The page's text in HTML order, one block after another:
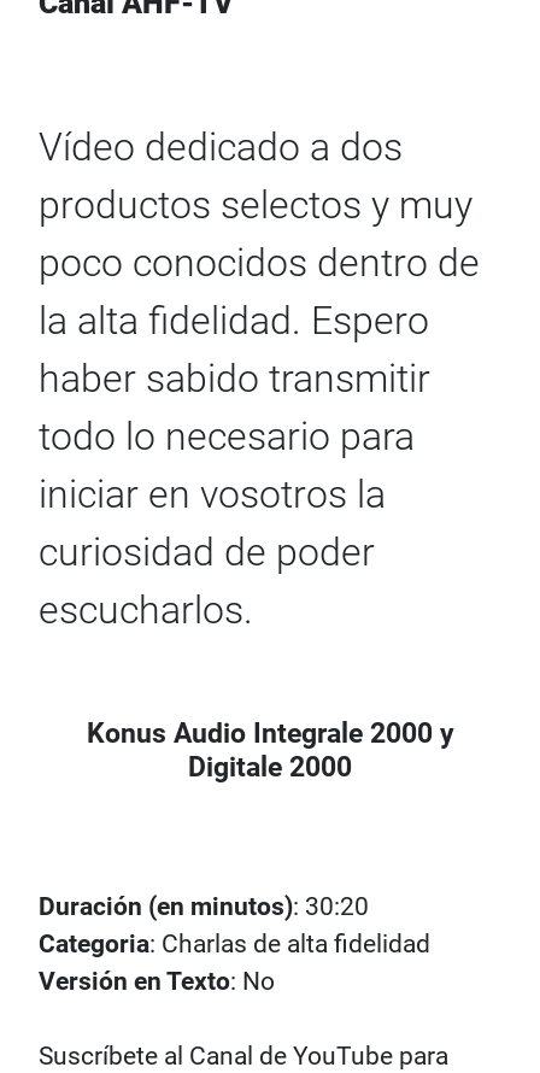
Vídeo dedicado a dos
productos selectos y muy
poco conocidos dentro de
la alta fidelidad. Espero
haber sabido transmitir
todo lo necesario para
iniciar en vosotros la
curiosidad de poder
escucharlos.
Konus Audio Integrale 2000 y
Digitale 2000
Duración (en minutos): 30:20
Categoria: Charlas de alta fidelidad
Versión en Texto: No
Suscríbete al Canal de YouTube para